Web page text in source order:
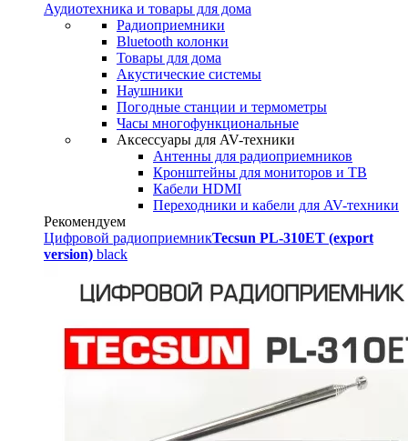
Аудиотехника и товары для дома
Радиоприемники
Bluetooth колонки
Товары для дома
Акустические системы
Наушники
Погодные станции и термометры
Часы многофункциональные
Аксессуары для AV-техники
Антенны для радиоприемников
Кронштейны для мониторов и ТВ
Кабели HDMI
Переходники и кабели для AV-техники
Рекомендуем
Цифровой радиоприемникTecsun PL-310ET (export
version) black